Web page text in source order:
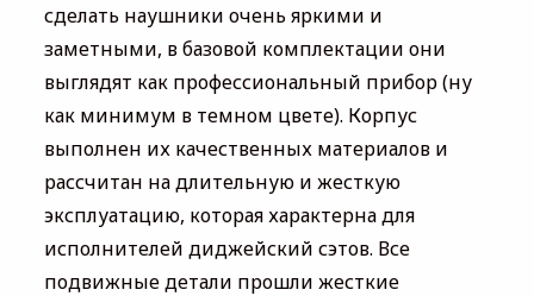
сделать наушники очень яркими и
заметными, в базовой комплектации они
выглядят как профессиональный прибор (ну
как минимум в темном цвете). Корпус
выполнен их качественных материалов и
рассчитан на длительную и жесткую
эксплуатацию, которая характерна для
исполнителей диджейский сэтов. Все
подвижные детали прошли жесткие